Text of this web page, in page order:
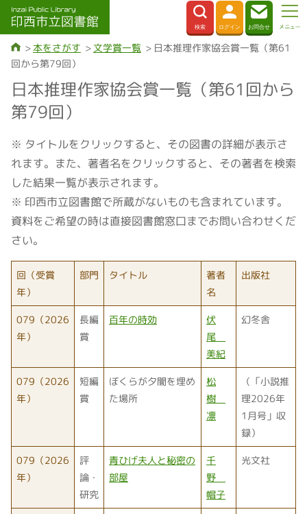
本をさがす 文学賞一覧
日本推理作家協会賞一覧（第61
回から第79回）
日本推理作家協会賞一覧（第61回から
第79回）
※ タイトルをクリックすると、その図書の詳細が表示さ
れます。また、著者名をクリックすると、その著者を検索
した結果一覧が表示されます。
※ 印西市立図書館で所蔵がないものも含まれています。
資料をご希望の時は直接図書館窓口までお問い合わせくだ
さい。
回（受賞
年）
部門 タイトル
著者
名
出版社
079（2026
年）
長編
賞
百年の時効
伏
尾
美紀
幻冬舎
079（2026
年）
短編
賞
ぼくらが夕闇を埋め
た場所
松
樹
凛
（「小説推
理2026年
1月号」収
録）
079（2026
年）
評
論・
研究
青ひげ夫人と秘密の
部屋
千
野
帽子
光文社